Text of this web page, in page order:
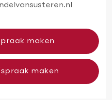
maken
maken